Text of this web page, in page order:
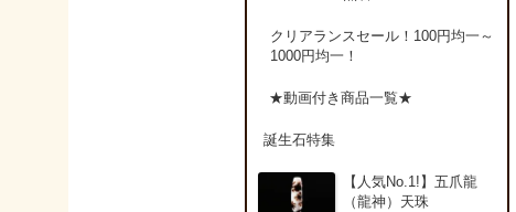
アラゴナイト（霰石/Ar
アンデシン（チベット
産日長石）
アンフィボールインク
ォーツ(Amphibole)
クリアランスセール！100円均一～
1000円均一！
★動画付き商品一覧★
誕生石特集
【人気No.1!】五爪龍
（龍神）天珠